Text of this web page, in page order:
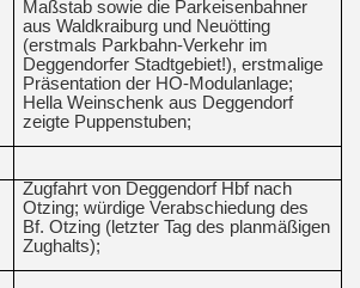
Maßstab sowie die Parkeisenbahner
aus Waldkraiburg und Neuötting
(erstmals Parkbahn-Verkehr im
Deggendorfer Stadtgebiet!), erstmalige
Präsentation der HO-Modulanlage;
Hella Weinschenk aus Deggendorf
zeigte Puppenstuben;
Zugfahrt von Deggendorf Hbf nach
Otzing; würdige Verabschiedung des
Bf. Otzing (letzter Tag des planmäßigen
Zughalts);